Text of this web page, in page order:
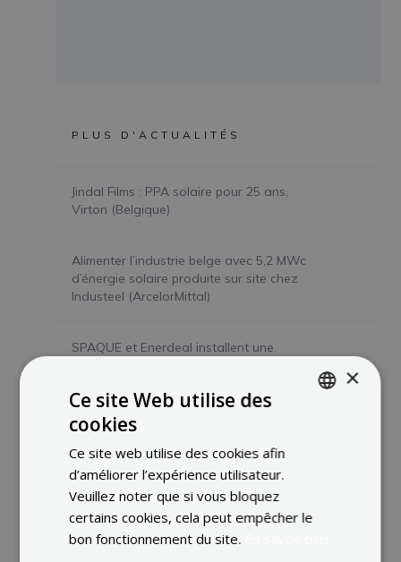
PLUS D'ACTUALITÉS
Jindal Films : PPA solaire pour 25 ans,
Virton (Belgique)
Alimenter l’industrie belge avec 5,2 MWc
d’énergie solaire produite sur site chez
Industeel (ArcelorMittal)
SPAQUE et Enerdeal installent une
Enerdeal propulse GRIDX à l’énergie
solaire
×
Ce site Web utilise des
cookies
Ce site web utilise des cookies afin
d’améliorer l’expérience utilisateur.
Veuillez noter que si vous bloquez
certains cookies, cela peut empêcher le
bon fonctionnement du site.